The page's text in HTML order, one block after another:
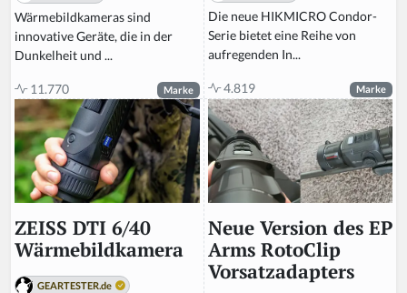
Wärmebildkameras sind
innovative Geräte, die in der
Dunkelheit und ...
11.770 Marke
Die neue HIKMICRO Condor-
Serie bietet eine Reihe von
aufregenden In...
4.819 Marke
ZEISS DTI 6/40
Wärmebildkamera
GEARTESTER.de
Neue Version des EP
Arms RotoClip
Vorsatzadapters